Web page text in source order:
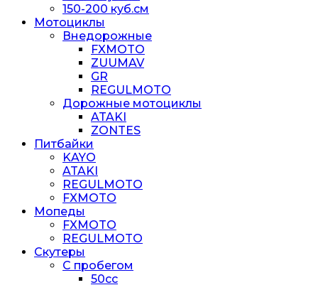
150-200 куб.см
Мотоциклы
Внедорожные
FXMOTO
ZUUMAV
GR
REGULMOTO
Дорожные мотоциклы
ATAKI
ZONTES
Питбайки
KAYO
ATAKI
REGULMOTO
FXMOTO
Мопеды
FXMOTO
REGULMOTO
Скутеры
С пробегом
50cc